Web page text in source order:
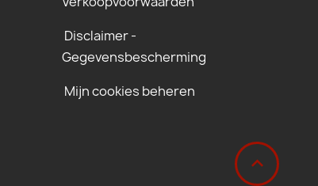
Disclaimer -
Gegevensbescherming
Mijn cookies beheren
‹